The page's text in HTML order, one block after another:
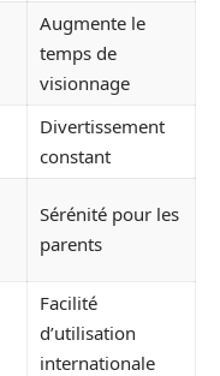
Augmente le
temps de
visionnage
Divertissement
constant
Sérénité pour les
parents
Facilité
d’utilisation
internationale